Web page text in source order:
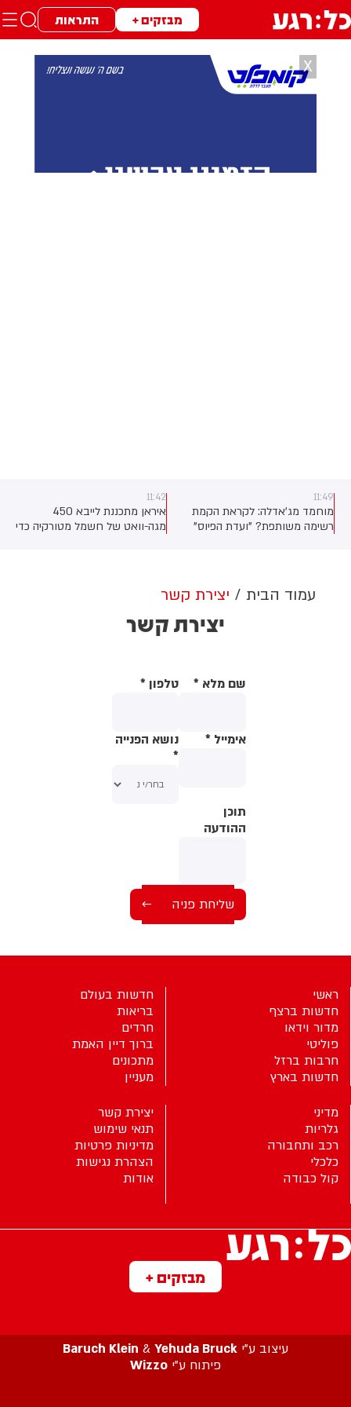
מבזקים + התראות
X
11:49
מוחמד מג'אדלה: לקראת הקמת
רשימה משותפת? "ועדת הפיוס"
להם מתווה להקמת המשותפת.
בשלב זה לא בטוח שההצעה
11:42
איראן מתכננת לייבא 450
מגה-וואט של חשמל מטורקיה כדי
לקבל את החשמל", אמר.
עמוד הבית יצירת קשר
יצירת קשר
שם מלא * טלפון *
אימייל *
נושא הפנייה
*
תוכן
ההודעה
מבזקים +
ראשי
חדשות ברצף
מדור וידאו
פוליטי
חרבות ברזל
חדשות בארץ
חדשות בעולם
בריאות
חרדים
ברוך דיין האמת
מתכונים
מעניין
מדיני
גלריות
רכב ותחבורה
כלכלי
קול כבודה
יצירת קשר
תנאי שימוש
מדיניות פרטיות
הצהרת נגישות
אודות
עיצוב ע”י Baruch Klein & Yehuda Bruck
פיתוח ע”י Wizzo